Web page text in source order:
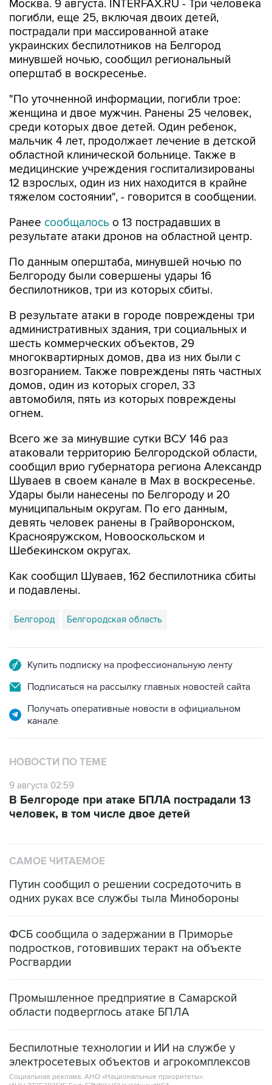
Москва. 9 августа. INTERFAX.RU - Три человека
погибли, еще 25, включая двоих детей,
пострадали при массированной атаке
украинских беспилотников на Белгород
минувшей ночью, сообщил региональный
оперштаб в воскресенье.
"По уточненной информации, погибли трое:
женщина и двое мужчин. Ранены 25 человек,
среди которых двое детей. Один ребенок,
мальчик 4 лет, продолжает лечение в детской
областной клинической больнице. Также в
медицинские учреждения госпитализированы
12 взрослых, один из них находится в крайне
тяжелом состоянии", - говорится в сообщении.
Ранее сообщалось о 13 пострадавших в
результате атаки дронов на областной центр.
По данным оперштаба, минувшей ночью по
Белгороду были совершены удары 16
беспилотников, три из которых сбиты.
В результате атаки в городе повреждены три
административных здания, три социальных и
шесть коммерческих объектов, 29
многоквартирных домов, два из них были с
возгоранием. Также повреждены пять частных
домов, один из которых сгорел, 33
автомобиля, пять из которых повреждены
огнем.
Всего же за минувшие сутки ВСУ 146 раз
атаковали территорию Белгородской области,
сообщил врио губернатора региона Александр
Шуваев в своем канале в Мах в воскресенье.
Удары были нанесены по Белгороду и 20
муниципальным округам. По его данным,
девять человек ранены в Грайворонском,
Краснояружском, Новооскольском и
Шебекинском округах.
Как сообщил Шуваев, 162 беспилотника сбиты
и подавлены.
Белгород Белгородская область
Купить подписку на профессиональную ленту
Подписаться на рассылку главных новостей сайта
Получать оперативные новости в официальном
канале
НОВОСТИ ПО ТЕМЕ
9 августа 02:59
В Белгороде при атаке БПЛА пострадали 13
человек, в том числе двое детей
САМОЕ ЧИТАЕМОЕ
Путин сообщил о решении сосредоточить в
одних руках все службы тыла Минобороны
ФСБ сообщила о задержании в Приморье
подростков, готовивших теракт на объекте
Росгвардии
Промышленное предприятие в Самарской
области подверглось атаке БПЛА
Беспилотные технологии и ИИ на службе у
электросетевых объектов и агрокомплексов
Социальная реклама, АНО «Национальные приоритеты».